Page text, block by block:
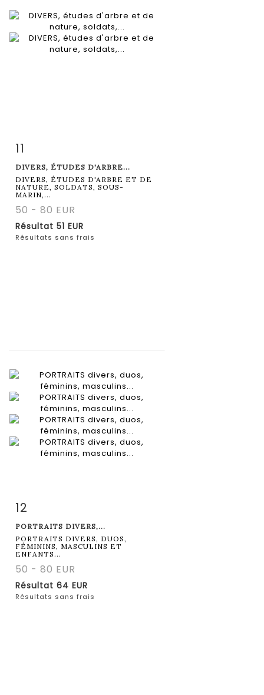
Fiche détaillée
11
DIVERS, ÉTUDES D'ARBRE...
DIVERS, ÉTUDES D'ARBRE ET DE
NATURE, SOLDATS, SOUS-
MARIN,...
50 - 80 EUR
Résultat 51 EUR
Résultats sans frais
Fiche détaillée
12
PORTRAITS DIVERS,...
PORTRAITS DIVERS, DUOS,
FÉMININS, MASCULINS ET
ENFANTS...
50 - 80 EUR
Résultat 64 EUR
Résultats sans frais